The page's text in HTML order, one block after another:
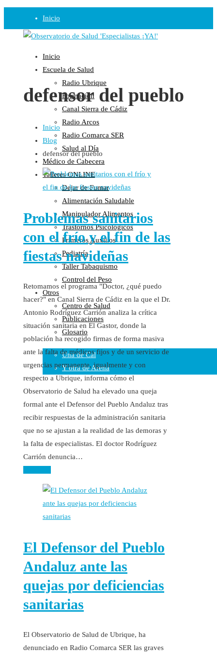
Inicio
Observatorio
Opinión
Radio
Guadalinfo Salud
Radio Guadalete
COPE Pontevedra
Salud en Radio Ubrique
Salud en Verano
Plataforma
Manifiestos
Comunicados
En nuestra Web
Colaboraciones
Cartas al Director
Medios de Comunicación
Otros
Vídeos
Cara Oscura Sanidad
Humor
Cal y Arena
Una de Cal
Y otra de Arena
Enlaces
Newsletter
Inicio
Escuela de Salud
Radio Ubrique
Formación
Canal Sierra de Cádiz
Radio Arcos
Radio Comarca SER
Salud al Día
Médico de Cabecera
Talleres ONLINE
Dejar de Fumar
Alimentación Saludable
Manipulador Alimentos
Trastornos Psicológicos
Primeros Auxilios
Pediatría
Taller Tabaquismo
Control del Peso
Otros
Centro de Salud
Publicaciones
Glosario
defensor del pueblo
Inicio
Blog
defensor del pueblo
Problemas sanitarios
con el frío y el fin de las
fiestas navideñas
Retomamos el programa "Doctor, ¿qué puedo
hacer?" en Canal Sierra de Cádiz en la que el Dr.
Antonio Rodríguez Carrión analiza la crítica
situación sanitaria en El Gastor, donde la
población ha recogido firmas de forma masiva
ante la falta de médicos fijos y de un servicio de
urgencias permanente, igualmente y con
respecto a Ubrique, informa cómo el
Observatorio de Salud ha elevado una queja
formal ante el Defensor del Pueblo Andaluz tras
recibir respuestas de la administración sanitaria
que no se ajustan a la realidad de las demoras y
la falta de especialistas. El doctor Rodríguez
Carrión denuncia…
El Defensor del Pueblo
Andaluz ante las
quejas por deficiencias
sanitarias
El Observatorio de Salud de Ubrique, ha
denunciado en Radio Comarca SER las graves